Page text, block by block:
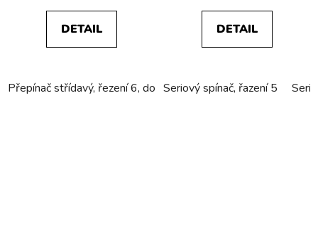
DETAIL
Přepínač střídavý, řezení 6, do dutých stěn Přepínač
DETAIL
Seriový spínač, řazení 5